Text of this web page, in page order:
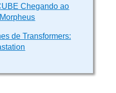
Chegando ao
de Transformers: